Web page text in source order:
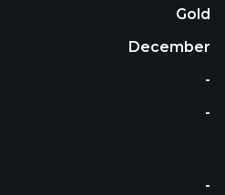
Gold
December
-
-
-